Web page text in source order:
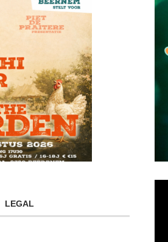
LEGAL